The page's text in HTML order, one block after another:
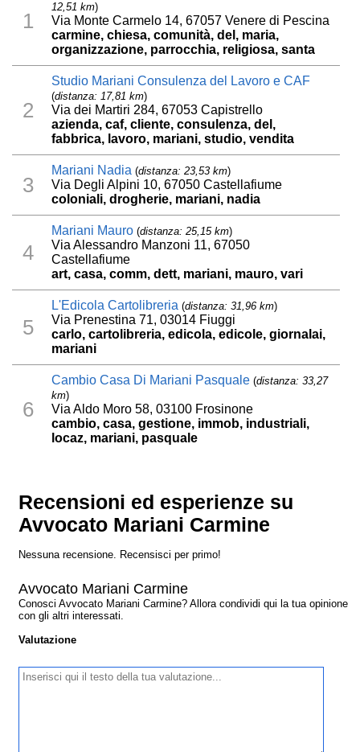
1
12,51 km)
Via Monte Carmelo 14, 67057 Venere di Pescina
carmine, chiesa, comunità, del, maria,
organizzazione, parrocchia, religiosa, santa
2
Studio Mariani Consulenza del Lavoro e CAF
(distanza: 17,81 km)
Via dei Martiri 284, 67053 Capistrello
azienda, caf, cliente, consulenza, del,
fabbrica, lavoro, mariani, studio, vendita
3
Mariani Nadia (distanza: 23,53 km)
Via Degli Alpini 10, 67050 Castellafiume
coloniali, drogherie, mariani, nadia
4
Mariani Mauro (distanza: 25,15 km)
Via Alessandro Manzoni 11, 67050
Castellafiume
art, casa, comm, dett, mariani, mauro, vari
5
L'Edicola Cartolibreria (distanza: 31,96 km)
Via Prenestina 71, 03014 Fiuggi
carlo, cartolibreria, edicola, edicole, giornalai,
mariani
6
Cambio Casa Di Mariani Pasquale (distanza: 33,27
km)
Via Aldo Moro 58, 03100 Frosinone
cambio, casa, gestione, immob, industriali,
locaz, mariani, pasquale
Recensioni ed esperienze su
Avvocato Mariani Carmine
Nessuna recensione. Recensisci per primo!
Avvocato Mariani Carmine
Conosci Avvocato Mariani Carmine? Allora condividi qui la tua opinione
con gli altri interessati.
Valutazione